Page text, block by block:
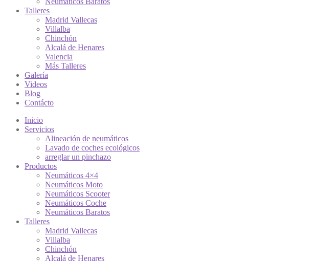
Talleres
Madrid Vallecas
Villalba
Chinchón
Alcalá de Henares
Valencia
Más Talleres
Galería
Videos
Blog
Contácto
Inicio
Servicios
Alineación de neumáticos
Lavado de coches ecológicos
arreglar un pinchazo
Productos
Neumáticos 4×4
Neumáticos Moto
Neumáticos Scooter
Neumáticos Coche
Neumáticos Baratos
Talleres
Madrid Vallecas
Villalba
Chinchón
Alcalá de Henares